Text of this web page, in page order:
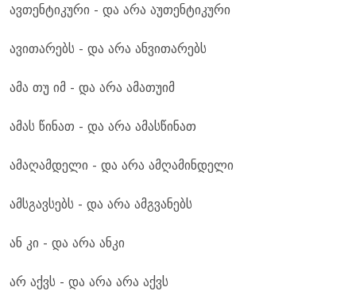
ავთენტიკური - და არა აუთენტიკური
ავითარებს - და არა ანვითარებს
ამა თუ იმ - და არა ამათუიმ
ამას წინათ - და არა ამასწინათ
ამაღამდელი - და არა ამღამინდელი
ამსგავსებს - და არა ამგვანებს
ან კი - და არა ანკი
არ აქვს - და არა არა აქვს